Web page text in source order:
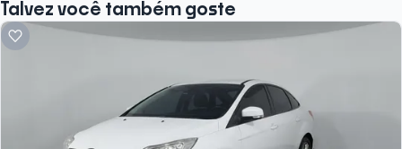
Talvez você também goste